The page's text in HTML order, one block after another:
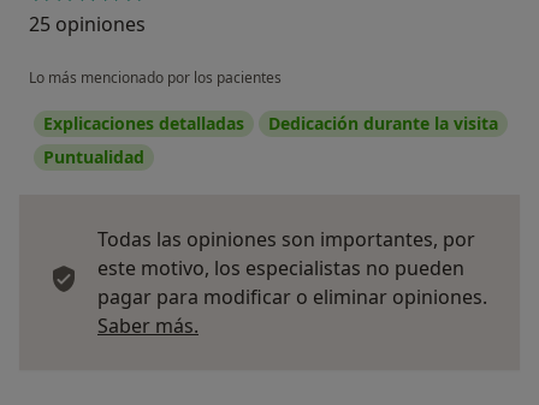
25 opiniones
Lo más mencionado por los pacientes
Explicaciones detalladas
Dedicación durante la visita
Puntualidad
Todas las opiniones son importantes, por
este motivo, los especialistas no pueden
pagar para modificar o eliminar opiniones.
Saber más.